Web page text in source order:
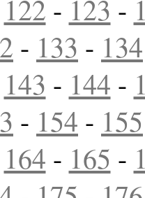
122 - 123 -
- 133 - 134
143 - 144 -
- 154 - 155
164 - 165 -